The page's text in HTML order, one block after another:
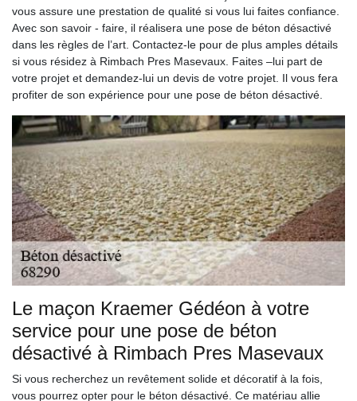
vous assure une prestation de qualité si vous lui faites confiance.
Avec son savoir - faire, il réalisera une pose de béton désactivé
dans les règles de l’art. Contactez-le pour de plus amples détails
si vous résidez à Rimbach Pres Masevaux. Faites –lui part de
votre projet et demandez-lui un devis de votre projet. Il vous fera
profiter de son expérience pour une pose de béton désactivé.
Le maçon Kraemer Gédéon à votre
service pour une pose de béton
désactivé à Rimbach Pres Masevaux
Si vous recherchez un revêtement solide et décoratif à la fois,
vous pourrez opter pour le béton désactivé. Ce matériau allie